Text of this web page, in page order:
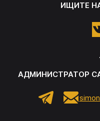
ИЩИТЕ
АДМИНИСТРАТОР